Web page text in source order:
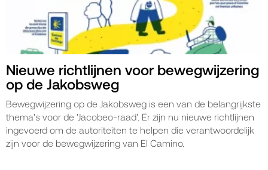
Nieuwe richtlijnen voor bewegwijzering
op de Jakobsweg
Bewegwijzering op de Jakobsweg is een van de belangrijkste
thema's voor de 'Jacobeo-raad'. Er zijn nu nieuwe richtlijnen
ingevoerd om de autoriteiten te helpen die verantwoordelijk
zijn voor de bewegwijzering van El Camino.